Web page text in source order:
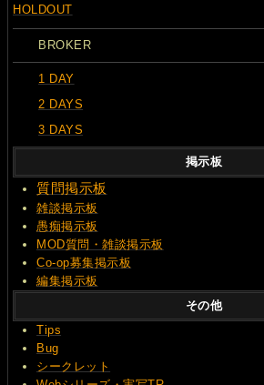
HOLDOUT
BROKER
1 DAY
2 DAYS
3 DAYS
掲示板
質問掲示板
雑談掲示板
愚痴掲示板
MOD質問・雑談掲示板
Co-op募集掲示板
編集掲示板
その他
Tips
Bug
シークレット